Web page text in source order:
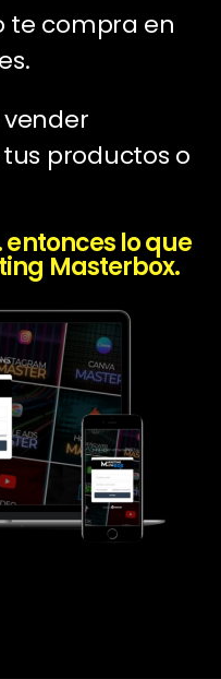
te compra en
productos o
entonces lo que
Masterbox.